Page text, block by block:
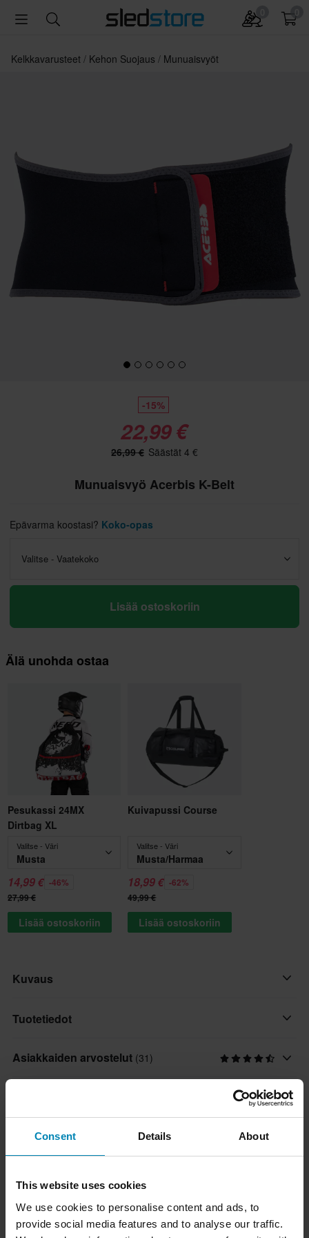
Consent Details About
This website uses cookies
We use cookies to personalise content and ads, to
provide social media features and to analyse our traffic.
Kelkkavarusteet Kehon Suojaus Munuaisvyöt
-15%
22,99 €
26,99 € Säästät 4 €
Munuaisvyö Acerbis K-Belt
Epävarma koostasi? Koko-opas
Valitse - Vaatekoko
Lisää ostoskoriin
Älä unohda ostaa
Pesukassi 24MX
Dirtbag XL
Valitse - Väri
Musta
14,99 € -46%
27,99 €
Lisää ostoskoriin
Kuivapussi Course
Valitse - Väri
Musta/Harmaa
18,99 € -62%
49,99 €
Lisää ostoskoriin
Kuvaus
Erittäin hyvä suoja munuaisillesi.
Tuotetiedot
Merkki
Acerbis
Musta
Tuotteen käyttäjä
Paketin mitat
L/XL
Asiakkaiden arvostelut (31)
Toimitus ja palautus
Teemme aina parhaamme varmistaaksemme, että vastaanotat
tuotteet mahdollisimman nopeasti!
Kysymyksiä tuotteesta
Tuotemerkistä